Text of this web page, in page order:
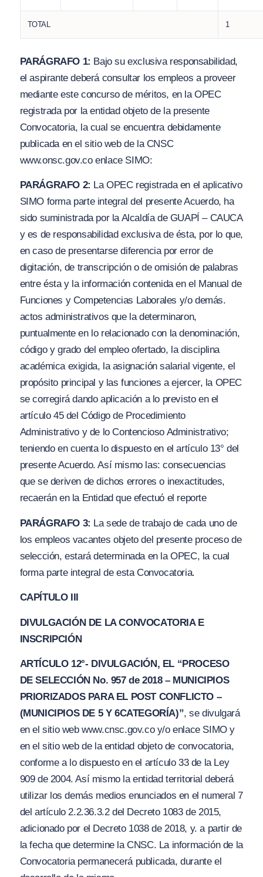
TOTAL 1
PARÁGRAFO 1: Bajo su exclusiva responsabilidad,
el aspirante deberá consultar los empleos a proveer
mediante este concurso de méritos, en la OPEC
registrada por la entidad objeto de la presente
Convocatoria, la cual se encuentra debidamente
publicada en el sitio web de la CNSC
www.onsc.gov.coenlace SIMO:
PARÁGRAFO 2: La OPEC registrada en el aplicativo
SIMO forma parte integral del presente Acuerdo, ha
sido suministrada por la Alcaldía de GUAPÍ – CAUCA
y es de responsabilidad exclusiva de ésta, por lo que,
en caso de presentarse diferencia por error de
digitación, de transcripción o de omisión de palabras
entre ésta y la información contenida en el Manual de
Funciones y Competencias Laborales y/odemás.
actos administrativos que la determinaron,
puntualmente en lo relacionado con la denominación,
código y grado del empleo ofertado, la disciplina
académica exigida, la asignación salarial vigente, el
propósito principal y las funciones a ejercer, la OPEC
se corregirá dando aplicación a lo previsto en el
artículo 45 del Código de Procedimiento
Administrativo y de lo Contencioso Administrativo;
teniendo en cuenta lo dispuesto en el artículo 13° del
presente Acuerdo. Así mismo las: consecuencias
que se deriven de dichos errores o inexactitudes,
recaerán en la Entidad que efectuó el reporte
PARÁGRAFO 3: La sede de trabajo de cada uno de
los empleos vacantes objeto del presente proceso de
selección, estará determinada en la OPEC, la cual
forma parte integral de esta Convocatoria.
CAPÍTULO III
DIVULGACIÓN DE LA CONVOCATORIA E
INSCRIPCIÓN
ARTÍCULO 12°- DIVULGACIÓN, EL “PROCESO
DE SELECCIÓN No. 957 de 2018 – MUNICIPIOS
PRIORIZADOS PARA EL POST CONFLICTO –
(MUNICIPIOS DE 5 Y 6CATEGORÍA)”, se divulgará
en el sitio web www.cnsc.gov.co y/o enlace SIMO y
en el sitio web de la entidad objeto de convocatoria,
conforme a lo dispuesto en el artículo 33 de la Ley
909 de 2004. Así mismo la entidad territorial deberá
utilizar los demás medios enunciados en el numeral 7
del artículo 2.2.36.3.2 del Decreto 1083 de 2015,
adicionado por el Decreto 1038 de 2018, y. a partir de
la fecha que determine la CNSC. La información de la
Convocatoria permanecerá publicada, durante el